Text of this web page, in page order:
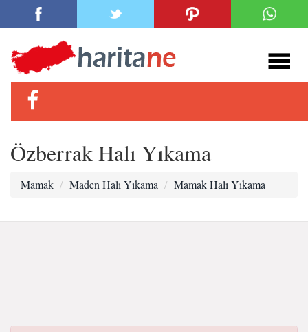
Özberrak Halı Yıkama
Mamak Maden Halı Yıkama Mamak Halı Yıkama